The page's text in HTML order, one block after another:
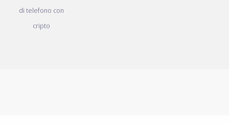
di telefono con
cripto